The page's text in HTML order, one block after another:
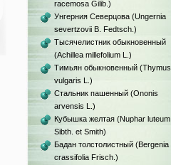
racemosa Gilib.)
Унгерния Северцова (Ungernia
severtzovii B. Fedtsch.)
Тысячелистник обыкновенный
(Achillea millefolium L.)
Тимьян обыкновенный (Thymus
vulgaris L.)
Стальник пашенный (Ononis
arvensis L.)
Кубышка желтая (Nuphar luteum
Sibth. et Smith)
Бадан толстолистный (Bergenia
crassifolia Frisch.)